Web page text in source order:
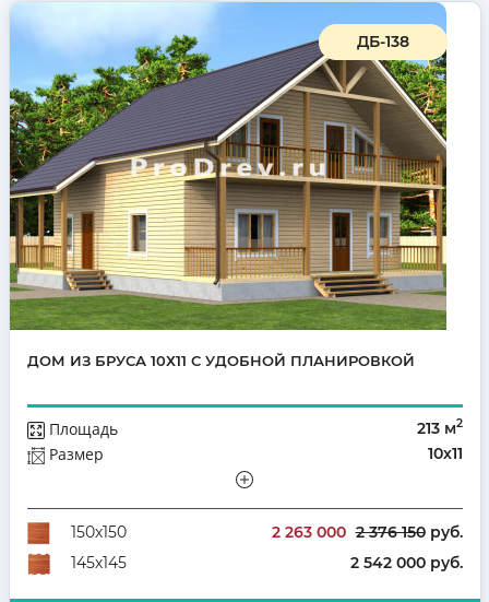
ДБ-138
ДОМ ИЗ БРУСА 10Х11 С УДОБНОЙ ПЛАНИРОВКОЙ
Площадь 213 м2
Размер 10х11
Количество комнат
4
150х150
2 263 000 2 376 150руб.
145х145
2 542 000 руб.